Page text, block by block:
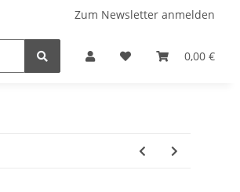
Zum Newsletter anmelden
0,00 €
WINZERATLAS 2026 Lifestyle &